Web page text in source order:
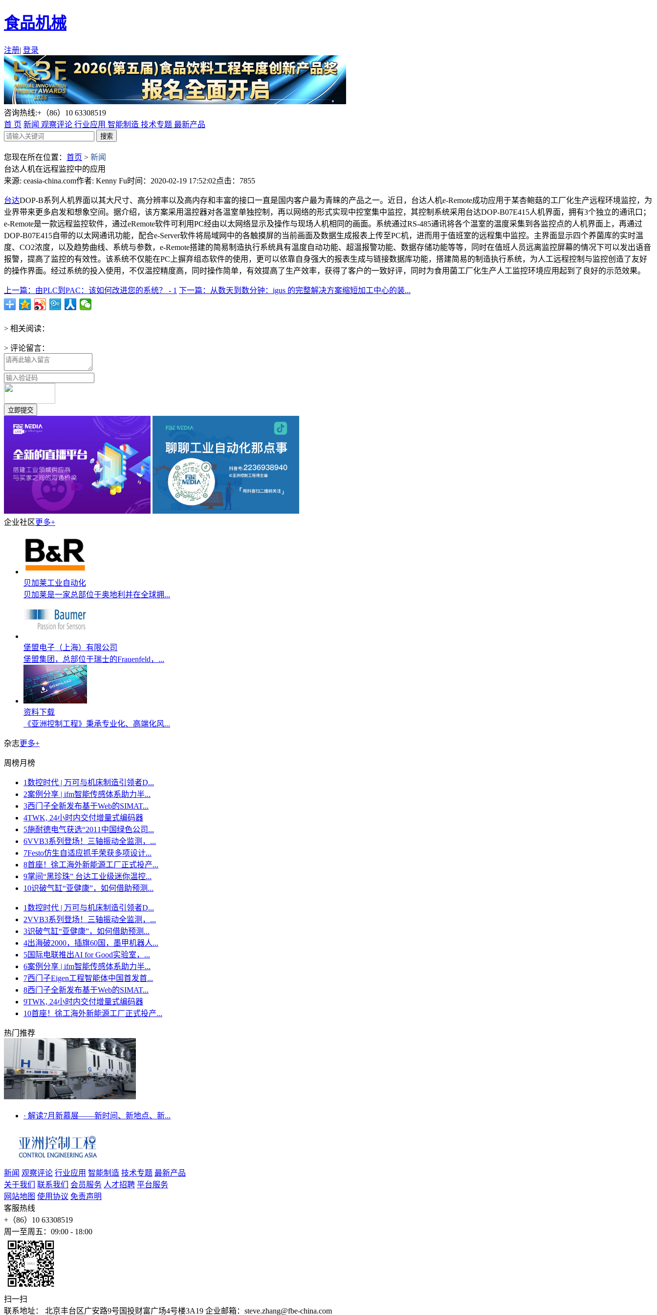
食品机械
注册| 登录
咨询热线:+（86）10 63308519
首 页 新闻 观察评论 行业应用 智能制造 技术专题 最新产品
您现在所在位置： 首页 > 新闻
台达人机在远程监控中的应用
来源: ceasia-china.com作者: Kenny Fu时间：2020-02-19 17:52:02点击：7855
台达DOP-B系列人机界面以其大尺寸、高分辨率以及高内存和丰富的接口一直是国内客户最为青睐的产品之一。近日，台达人机e-Remote成功应用于某杏鲍菇的工厂化生产远程环境监控，为
业界带来更多启发和想象空间。据介绍，该方案采用温控器对各温室单独控制，再以网络的形式实现中控室集中监控，其控制系统采用台达DOP-B07E415人机界面，拥有3个独立的通讯口；
e-Remote是一款远程监控软件，通过eRemote软件可利用PC经由以太网络显示及操作与现场人机相同的画面。系统通过RS-485通讯将各个温室的温度采集到各监控点的人机界面上，再通过
DOP-B07E415自带的以太网通讯功能，配合e-Server软件将局域网中的各触摸屏的当前画面及数据生成报表上传至PC机，进而用于值班室的远程集中监控。主界面显示四个养菌库的实时温
度、CO2浓度，以及趋势曲线、系统与参数，e-Remote搭建的简易制造执行系统具有温度自动功能、超温报警功能、数据存储功能等等，同时在值班人员远离监控屏幕的情况下可以发出语音
报警，提高了监控的有效性。该系统不仅能在PC上摒弃组态软件的使用，更可以依靠自身强大的报表生成与链接数据库功能，搭建简易的制造执行系统，为人工远程控制与监控创造了友好
的操作界面。经过系统的投入使用，不仅温控精度高，同时操作简单，有效提高了生产效率，获得了客户的一致好评，同时为食用菌工厂化生产人工监控环境应用起到了良好的示范效果。
上一篇：由PLC到PAC：该如何改进您的系统？ - 1 下一篇：从数天到数分钟：igus 的完整解决方案缩短加工中心的装...
> 相关阅读：
> 评论留言：
企业社区更多+
贝加莱工业自动化
贝加莱是一家总部位于奥地利并在全球拥...
堡盟电子（上海）有限公司
堡盟集团，总部位于瑞士的Frauenfeld，...
资料下载
《亚洲控制工程》秉承专业化、高端化风...
杂志更多+
周榜月榜
1数控时代 | 万可与机床制造引领者D...
2案例分享 | ifm智能传感体系助力半...
3西门子全新发布基于Web的SIMAT...
4TWK, 24小时内交付增量式编码器
5施耐德电气获选“2011中国绿色公司...
6VVB3系列登场！三轴振动全监测，...
7Festo仿生自适应抓手荣获多项设计...
8首座！徐工海外新能源工厂正式投产...
9掌间“黑珍珠” 台达工业级迷你温控...
10识破气缸“亚健康”，如何借助预测...
1数控时代 | 万可与机床制造引领者D...
2VVB3系列登场！三轴振动全监测，...
3识破气缸“亚健康”，如何借助预测...
4出海破2000，插旗60国，墨甲机器人...
5国际电联推出AI for Good实验室，...
6案例分享 | ifm智能传感体系助力半...
7西门子Eigen工程智能体中国首发首...
8西门子全新发布基于Web的SIMAT...
9TWK, 24小时内交付增量式编码器
10首座！徐工海外新能源工厂正式投产...
热门推荐
· 解读7月新慕展——新时间、新地点、新...
新闻 观察评论 行业应用 智能制造 技术专题 最新产品
关于我们
联系我们 会员服务 人才招聘 平台服务
网站地图 使用协议 免责声明
客服热线
+（86）10 63308519
周一至周五：09:00 - 18:00
扫一扫
联系地址： 北京丰台区广安路9号国投财富广场4号楼3A19 企业邮箱：steve.zhang@fbe-china.com